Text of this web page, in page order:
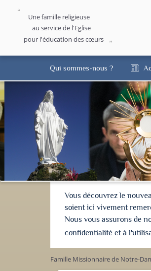
Une famille religieuse
au service de l'Eglise
pour l'éducation des cœurs
Qui sommes-nous ?
Vous découvrez le
soient ici vivement
Nous vous assurons de
confidentialité et à
Famille Missionnaire de Notre-